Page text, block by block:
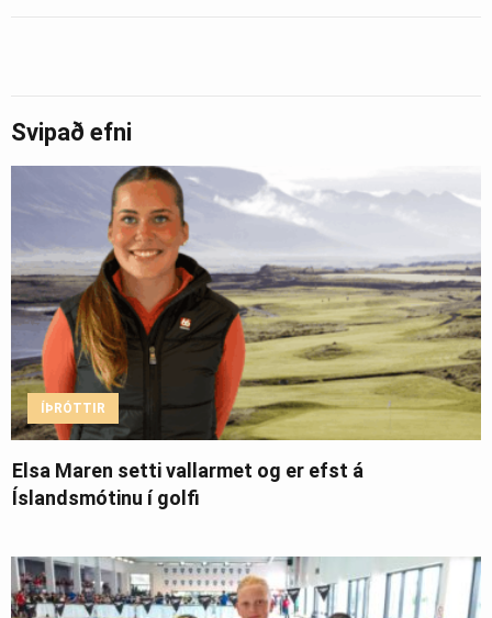
Svipað efni
ÍÞRÓTTIR
Elsa Maren setti vallarmet og er efst á
Íslandsmótinu í golfi